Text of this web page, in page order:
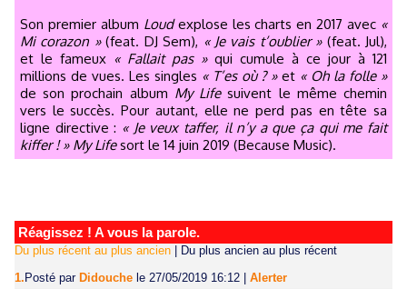
Son premier album Loudexplose les charts en 2017 avec «
Mi corazon »(feat. DJ Sem), « Je vais t’oublier »(feat. Jul),
et le fameux « Fallait pas »qui cumule à ce jour à 121
millions de vues. Les singles « T’es où ? »et « Oh la folle »
de son prochain album My Lifesuivent le même chemin
vers le succès. Pour autant, elle ne perd pas en tête sa
ligne directive : « Je veux taffer, il n’y a que ça qui me fait
kiffer ! » My Lifesort le 14 juin 2019 (Because Music).
Réagissez ! A vous la parole.
Du plus récent au plus ancien
Du plus ancien au plus récent
1. Posté par Didouche le 27/05/2019 16:12
Alerter